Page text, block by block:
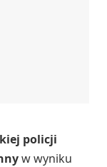
policji
w wyniku